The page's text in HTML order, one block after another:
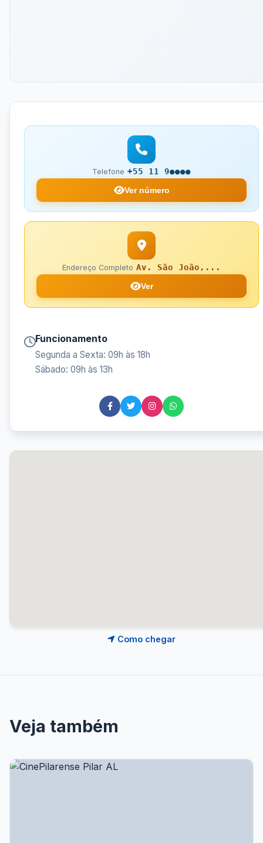
Telefone +55 11 9●●●●
Ver número
Endereço Completo Av. São João,...
Ver
Funcionamento
Segunda a Sexta: 09h às 18h
Sábado: 09h às 13h
Como chegar
Veja também